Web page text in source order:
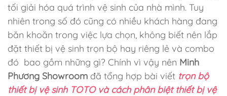
tối giải hóa quá trình vệ sinh của nhà mình. Tuy
nhiên trong số đó cũng có nhiều khách hàng đang
băn khoăn trong việc lựa chọn, không biết nên lắp
đặt thiết bị vệ sinh trọn bộ hay riêng lẻ và combo
đó bao gồm những gì? Chính vì vậy nên Minh
Phương Showroom đã tổng hợp bài viết trọn bộ
thiết bị vệ sinh TOTO và cách phân biệt thiết bị vệ